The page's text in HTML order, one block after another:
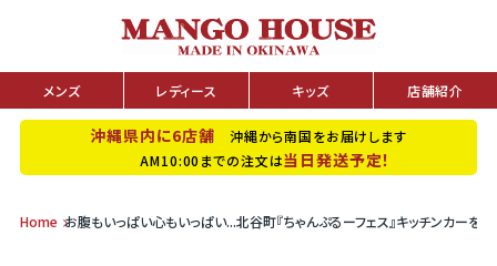
メンズ レディース キッズ 店舗紹介
沖縄県内に6店舗 沖縄から南国をお届けします
AM10:00までの注文は当日発送予定！
Home お腹もいっぱい心もいっぱい...北谷町『ちゃんぷるーフェス』キッチンカーを堪